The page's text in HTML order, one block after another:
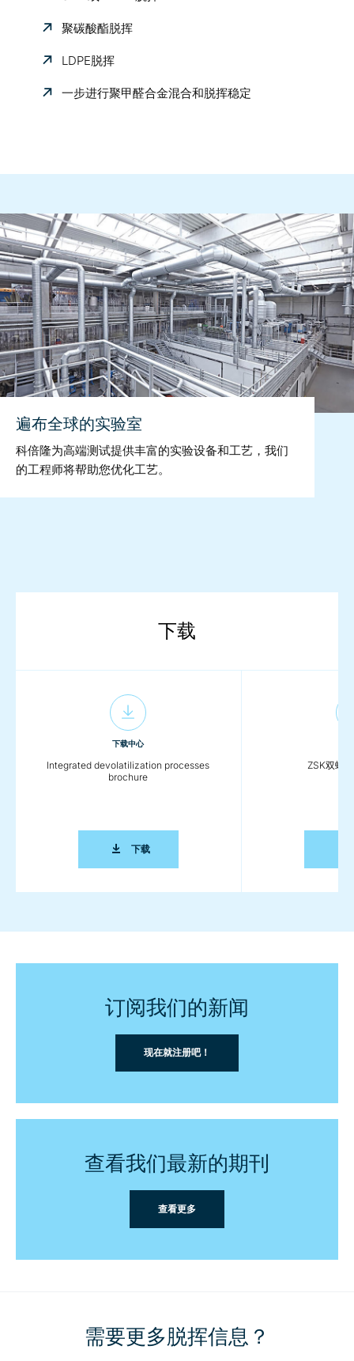
聚碳酸酯脱挥
LDPE脱挥
一步进行聚甲醛合金混合和脱挥稳定
遍布全球的实验室
科倍隆为高端测试提供丰富的实验设备和工艺，我们
的工程师将帮助您优化工艺。
下载
下载中心
Integrated devolatilization processes
brochure
下载INTEGRATED DEVOLATILIZATION
ZSK双螺
订阅我们的新闻
现在就注册吧！
查看我们最新的期刊
查看更多
需要更多脱挥信息？